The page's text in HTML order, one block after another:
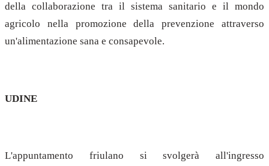
della collaborazione tra il sistema sanitario e il mondo
agricolo nella promozione della prevenzione attraverso
un'alimentazione sana e consapevole.
UDINE
L'appuntamento friulano si svolgerà all'ingresso